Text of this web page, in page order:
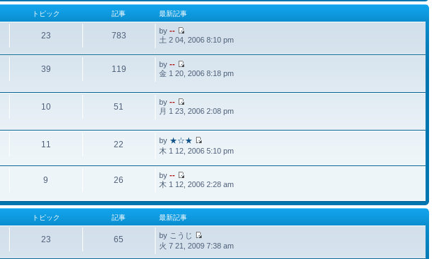
トピック 記事 最新記事
23 783 by--
土 2 04, 2006 8:10 pm
39 119 by--
金 1 20, 2006 8:18 pm
10 51 by--
月 1 23, 2006 2:08 pm
11 22 by ★☆★
木 1 12, 2006 5:10 pm
9 26 by--
木 1 12, 2006 2:28 am
トピック 記事 最新記事
23 65
by こうじ
火 7 21, 2009 7:38 am